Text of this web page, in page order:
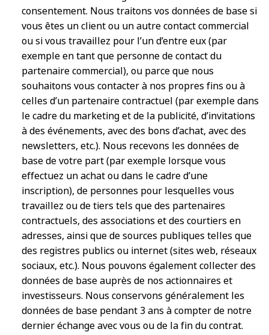
consentement. Nous traitons vos données de base si
vous êtes un client ou un autre contact commercial
ou si vous travaillez pour l’un d’entre eux (par
exemple en tant que personne de contact du
partenaire commercial), ou parce que nous
souhaitons vous contacter à nos propres fins ou à
celles d’un partenaire contractuel (par exemple dans
le cadre du marketing et de la publicité, d’invitations
à des événements, avec des bons d’achat, avec des
newsletters, etc.). Nous recevons les données de
base de votre part (par exemple lorsque vous
effectuez un achat ou dans le cadre d’une
inscription), de personnes pour lesquelles vous
travaillez ou de tiers tels que des partenaires
contractuels, des associations et des courtiers en
adresses, ainsi que de sources publiques telles que
des registres publics ou internet (sites web, réseaux
sociaux, etc.). Nous pouvons également collecter des
données de base auprès de nos actionnaires et
investisseurs. Nous conservons généralement les
données de base pendant 3 ans à compter de notre
dernier échange avec vous ou de la fin du contrat.